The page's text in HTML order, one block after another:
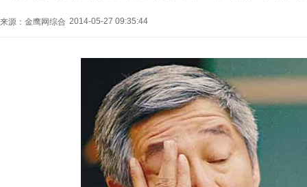
来源：金鹰网综合 2014-05-27 09:35:44